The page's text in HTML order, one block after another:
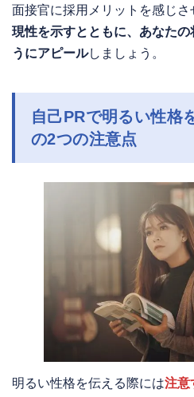
面接官に採用メリットを感じさ
現性を示すとともに、あなた
うにアピールしましょう。
自己PRで明るい性格
の2つの注意点
明るい性格を伝える際には注意